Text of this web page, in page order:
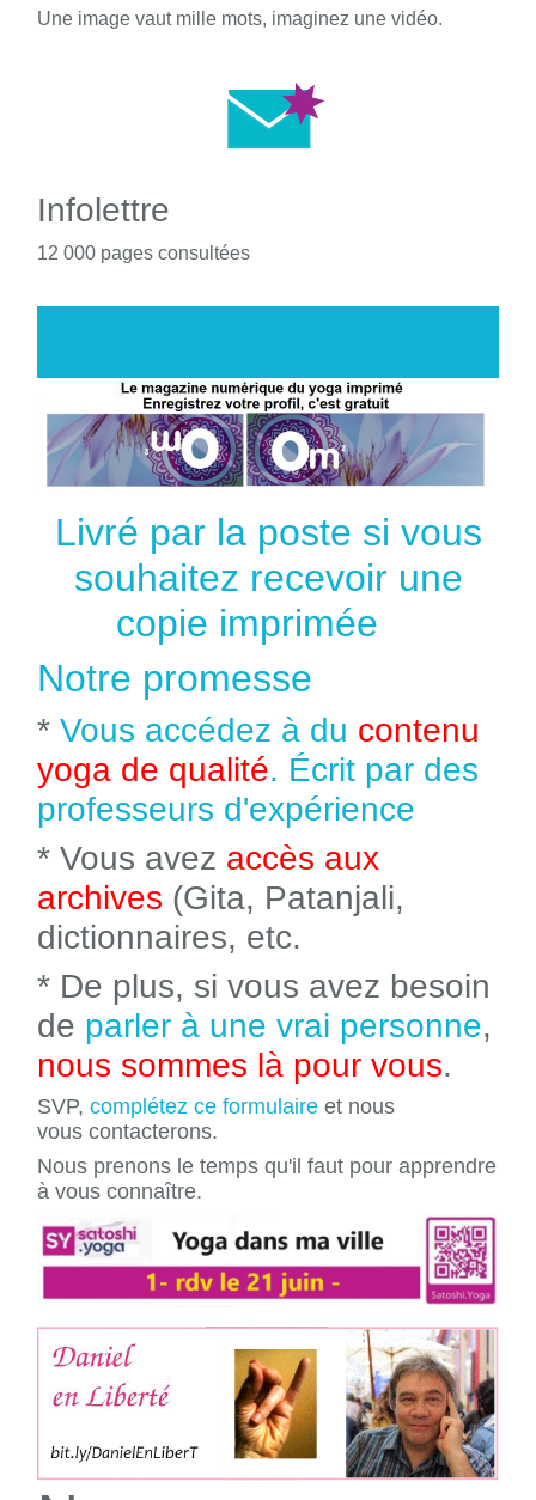
Une image vaut mille mots, imaginez une vidéo.
Infolettre
12 000 pages consultées
Livré par la poste si vous
souhaitez recevoir une
copie imprimée
Notre promesse
* Vous accédez à du contenu
yoga de qualité. Écrit par des
professeurs d'expérience
* Vous avez accès aux
archives (Gita, Patanjali,
dictionnaires, etc.
* De plus, si vous avez besoin
de parler à une vrai personne,
nous sommes là pour vous.
SVP, complétez ce formulaire et nous
vous contacterons.
Nous prenons le temps qu'il faut pour apprendre
à vous connaître.